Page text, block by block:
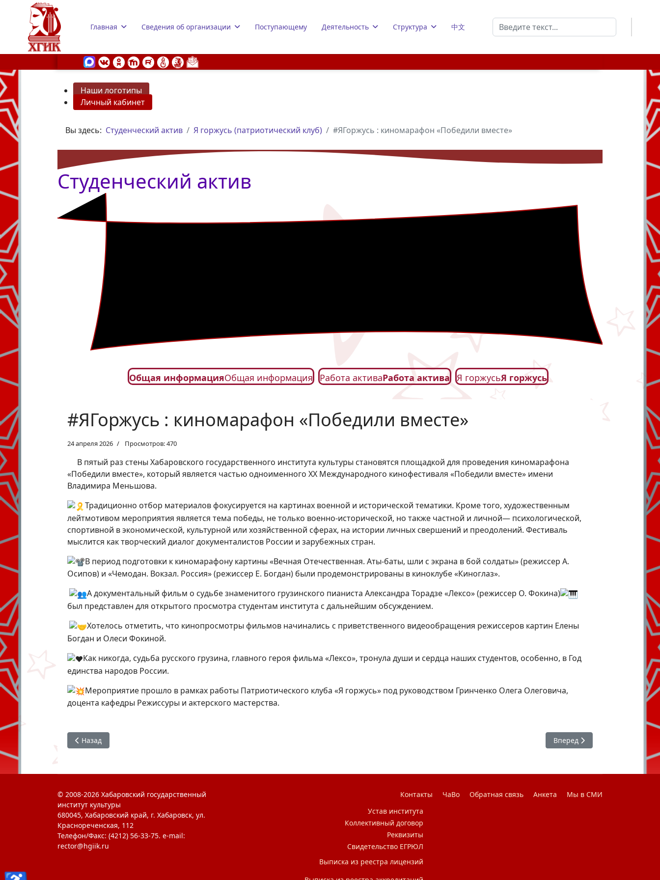
Главная Сведения об организации Поступающему Деятельность Структура 中文
Поиск
Наши логотипы
Личный кабинет
Вы здесь: Студенческий актив Я горжусь (патриотический клуб) #ЯГоржусь : киномарафон «Победили вместе»
Студенческий актив
Общая информацияОбщая информация Работа активаРабота актива Я горжусьЯ горжусь
#ЯГоржусь : киномарафон «Победили вместе»
24 апреля 2026 Просмотров: 470
В пятый раз стены Хабаровского государственного института культуры становятся площадкой для проведения киномарафона
«Победили вместе», который является частью одноименного XX Международного кинофестиваля «Победили вместе» имени
Владимира Меньшова.
Традиционно отбор материалов фокусируется на картинах военной и исторической тематики. Кроме того, художественным
лейтмотивом мероприятия является тема победы, не только военно-исторической, но также частной и личной— психологической,
спортивной в экономической, культурной или хозяйственной сферах, на истории личных свершений и преодолений. Фестиваль
мыслится как творческий диалог документалистов России и зарубежных стран.
В период подготовки к киномарафону картины «Вечная Отечественная. Аты-баты, шли с экрана в бой солдаты» (режиссер А.
Осипов) и «Чемодан. Вокзал. Россия» (режиссер Е. Богдан) были продемонстрированы в киноклубе «Киноглаз».
А документальный фильм о судьбе знаменитого грузинского пианиста Александра Торадзе «Лексо» (режиссер О. Фокина)
был представлен для открытого просмотра студентам института с дальнейшим обсуждением.
Хотелось отметить, что кинопросмотры фильмов начинались с приветственного видеообращения режиссеров картин Елены
Богдан и Олеси Фокиной.
Как никогда, судьба русского грузина, главного героя фильма «Лексо», тронула души и сердца наших студентов, особенно, в Год
единства народов России.
Мероприятие прошло в рамках работы Патриотического клуба «Я горжусь» под руководством Гринченко Олега Олеговича,
доцента кафедры Режиссуры и актерского мастерства.
Предыдущий: #ХГИК : посещение ассоциации ветеранов СВО Хабаровского края
Назад Следующий: #ЯГоржусь :
Вперед
© 2008-2026 Хабаровский государственный
институт культуры
680045, Хабаровский край, г. Хабаровск, ул.
Краснореченская, 112
Телефон/Факс: (4212) 56-33-75. e-mail:
rector@hgiik.ru
Контакты ЧаВо Обратная связь Анкета
Мы в СМИ
Устав института
Коллективный договор
Реквизиты
Свидетельство ЕГРЮЛ
Выписка из реестра лицензий